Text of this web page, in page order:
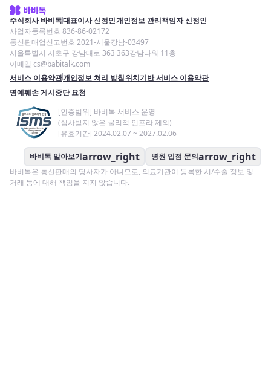
주식회사 바비톡대표이사 신정인개인정보 관리책임자 신정인
사업자등록번호 836-86-02172
통신판매업신고번호 2021-서울강남-03497
서울특별시 서초구 강남대로 363 363강남타워 11층
이메일 cs@babitalk.com
서비스 이용약관개인정보 처리 방침위치기반 서비스 이용약관
명예훼손 게시중단 요청
[인증범위] 바비톡 서비스 운영
(심사받지 않은 물리적 인프라 제외)
[유효기간] 2024.02.07 ~ 2027.02.06
바비톡 알아보기arrow_right 병원 입점 문의arrow_right
바비톡은 통신판매의 당사자가 아니므로, 의료기관이 등록한 시/수술 정보 및
거래 등에 대해 책임을 지지 않습니다.